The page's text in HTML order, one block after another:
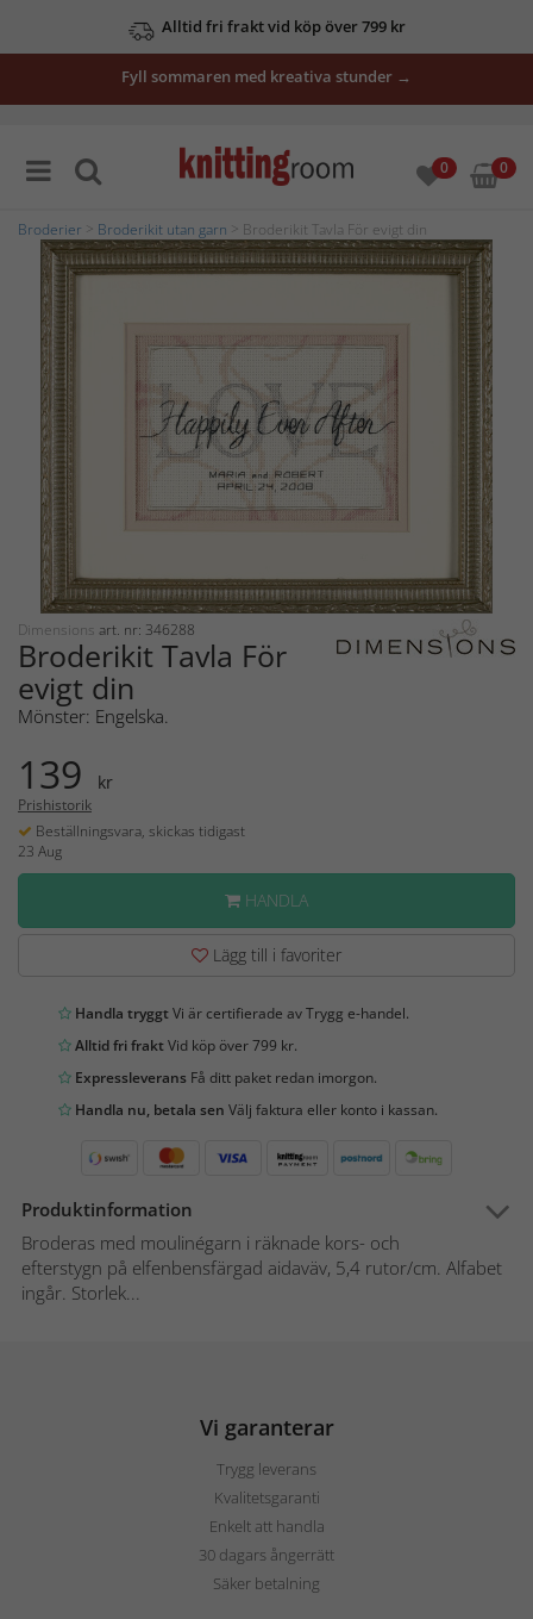
Alltid fri frakt vid köp över 799 kr
Fyll sommaren med kreativa stunder →
0 0
Broderier Broderikit utan garn > Broderikit Tavla För evigt din
Dimensions art. nr: 346288
Broderikit Tavla För
evigt din
Mönster: Engelska.
139 kr
Prishistorik
Beställningsvara, skickas tidigast
23 Aug
HANDLA
Lägg till i favoriter
Handla tryggtVi är certifierade av Trygg e-handel.
Alltid fri fraktVid köp över 799 kr.
Expressleverans Få ditt paket redan imorgon.
Handla nu, betala sen Välj faktura eller konto i kassan.
Produktinformation
Broderas med moulinégarn i räknade kors- och
efterstygn på elfenbensfärgad aidaväv, 5,4 rutor/cm. Alfabet
ingår. Storlek...
Vi garanterar
Trygg leverans
Kvalitetsgaranti
Enkelt att handla
30 dagars ångerrätt
Säker betalning